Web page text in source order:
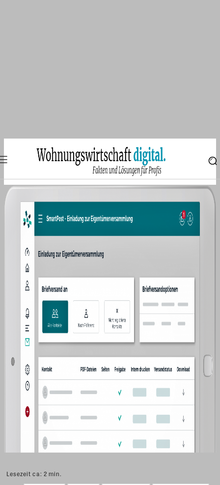
Lesezeit ca: 2 min.